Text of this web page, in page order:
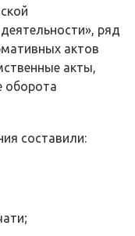
ряд
актов
акты,
оборота
составили: